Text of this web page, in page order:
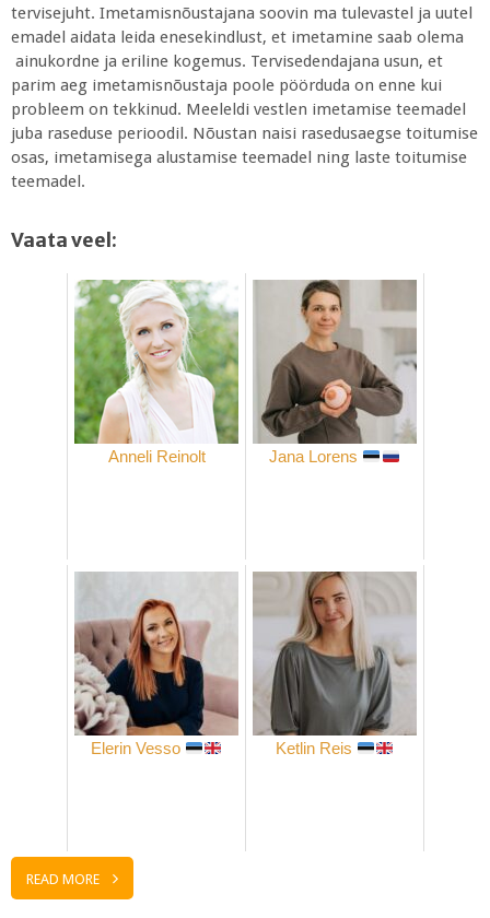
tervisejuht. Imetamisnõustajana soovin ma tulevastel ja uutel
emadel aidata leida enesekindlust, et imetamine saab olema
ainukordne ja eriline kogemus. Tervisedendajana usun, et
parim aeg imetamisnõustaja poole pöörduda on enne kui
probleem on tekkinud. Meeleldi vestlen imetamise teemadel
juba raseduse perioodil. Nõustan naisi rasedusaegse toitumise
osas, imetamisega alustamise teemadel ning laste toitumise
teemadel.
Vaata veel:
Anneli Reinolt Jana Lorens
Elerin Vesso Ketlin Reis
READ MORE